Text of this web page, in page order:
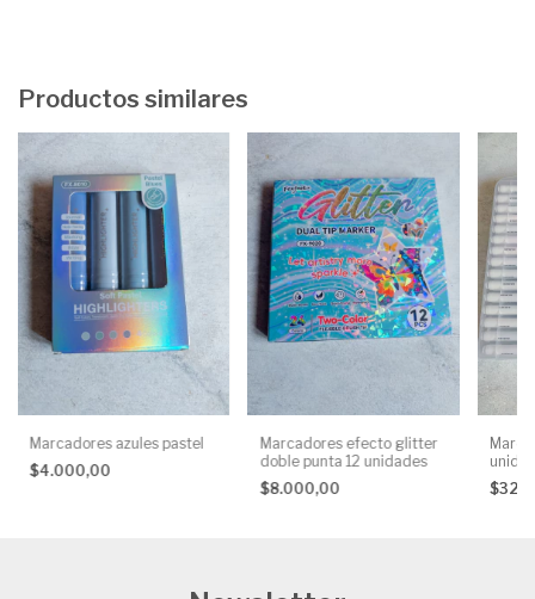
Productos similares
Marcadores azules pastel
$4.000,00
Marcadores efecto glitter
doble punta 12 unidades
$8.000,00